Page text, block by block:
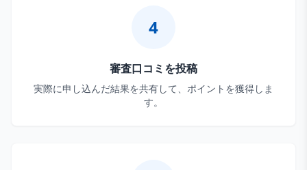
4
審査口コミを投稿
実際に申し込んだ結果を共有して、ポイントを獲得しま
す。